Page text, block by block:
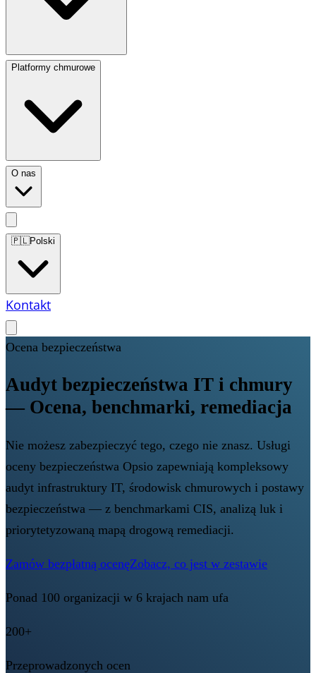
Platformy chmurowe
O nas
🇵🇱Polski
Kontakt
Ocena bezpieczeństwa
Audyt bezpieczeństwa IT i chmury
— Ocena, benchmarki, remediacja
Nie możesz zabezpieczyć tego, czego nie znasz. Usługi
oceny bezpieczeństwa Opsio zapewniają kompleksowy
audyt infrastruktury IT, środowisk chmurowych i postawy
bezpieczeństwa — z benchmarkami CIS, analizą luk i
priorytetyzowaną mapą drogową remediacji.
Zamów bezpłatną ocenęZobacz, co jest w zestawie
Ponad 100 organizacji w 6 krajach nam ufa
200+
Przeprowadzonych ocen